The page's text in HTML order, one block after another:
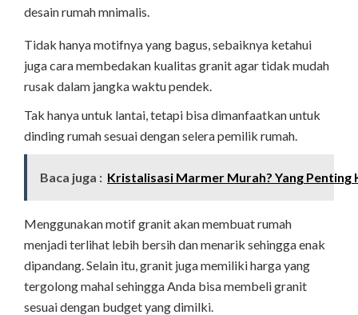
desain rumah mnimalis.
Tidak hanya motifnya yang bagus, sebaiknya ketahui
juga cara membedakan kualitas granit agar tidak mudah
rusak dalam jangka waktu pendek.
Tak hanya untuk lantai, tetapi bisa dimanfaatkan untuk
dinding rumah sesuai dengan selera pemilik rumah.
Baca juga : Kristalisasi Marmer Murah? Yang Penting
Menggunakan motif granit akan membuat rumah
menjadi terlihat lebih bersih dan menarik sehingga enak
dipandang. Selain itu, granit juga memiliki harga yang
tergolong mahal sehingga Anda bisa membeli granit
sesuai dengan budget yang dimilki.